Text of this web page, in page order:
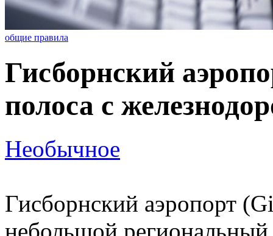
общие правила
Гисборнский
полоса с
Необычное
Гисборнский аэропорт
небольшой